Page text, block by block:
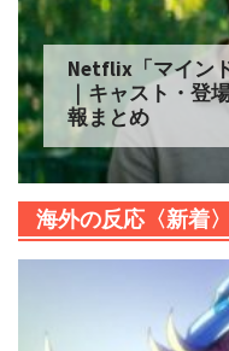
Netflix「マイン
｜キャスト・登
報まとめ
海外の反応〈新着〉